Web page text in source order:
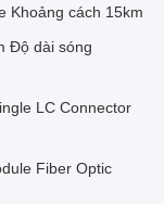
Khoảng cách 15km
Độ dài sóng
LC Connector
Fiber Optic